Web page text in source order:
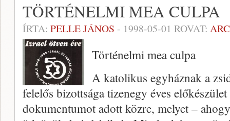
TÖRTÉNELMI MEA CULPA
ÍRTA: PELLE JÁNOS - 1998-05-01 ROVAT:
Történelmi mea culpa
A katolikus egyháznak a
felelős bizottsága ti­zenegy éves
dokumentumot adott közre, me­lyet –